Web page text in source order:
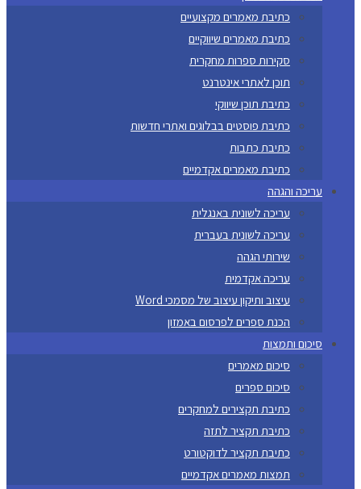
כתיבת מאמרים מקצועיים
כתיבת מאמרים שיווקיים
סקירות ספרות מחקרית
תוכן לאתרי אינטרנט
כתיבת תוכן שיווקי
כתיבת פוסטים בבלוגים ואתרי חדשות
כתיבת כתבות
כתיבת מאמרים אקדמיים
עריכה והגהה
עריכה לשונית באנגלית
עריכה לשונית בעברית
שירותי הגהה
עריכה אקדמית
עיצוב ותיקון עיצוב של מסמכי Word
הכנת ספרים לפרסום באמזון
סיכום ותמצות
סיכום מאמרים
סיכום ספרים
כתיבת תקצירים למחקרים
כתיבת תקציר לתזה
כתיבת תקציר לדוקטורט
תמצות מאמרים אקדמיים